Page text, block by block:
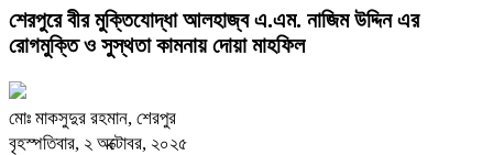
শেরপুরে বীর মুক্তিযোদ্ধা আলহাজ্ব এ.এম. নাজিম উদ্দিন এর
রোগমুক্তি ও সুস্থতা কামনায় দোয়া মাহফিল
মোঃ মাকসুদুর রহমান, শেরপুর
বৃহস্পতিবার, ২ অক্টোবর, ২০২৫